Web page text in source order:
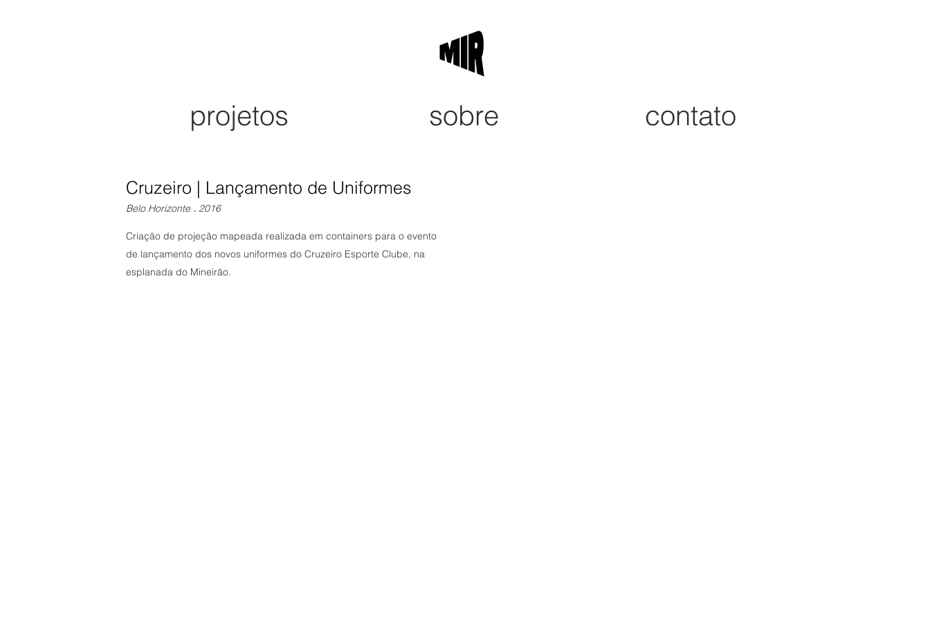
projetos contato
projetos sobre contato
Cruzeiro | Lançamento de Uniformes
Belo Horizonte . 2016
Criação de projeção mapeada realizada em containers para o evento
de lançamento dos novos uniformes do Cruzeiro Esporte Clube, na
esplanada do Mineirão.